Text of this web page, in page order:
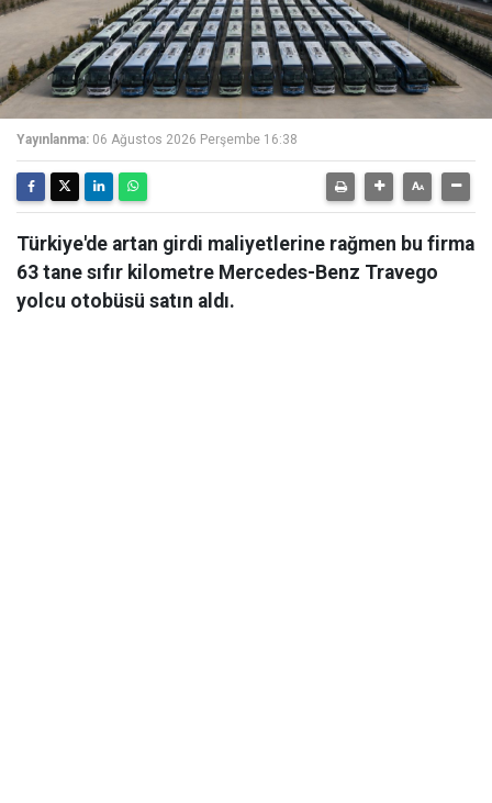
Yayınlanma: 06 Ağustos 2026 Perşembe 16:38
Türkiye'de artan girdi maliyetlerine rağmen bu firma
63 tane sıfır kilometre Mercedes-Benz Travego
yolcu otobüsü satın aldı.